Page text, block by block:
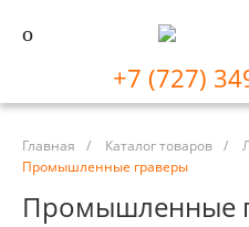
+7 (727)
Главная / Каталог товаров /
Промышленные граверы
Промышленные